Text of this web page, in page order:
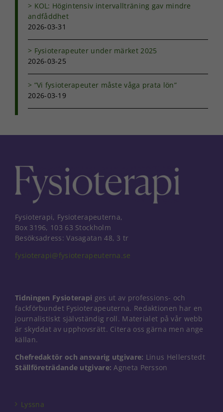
KOL: Högintensiv intervallträning gav mindre
andfåddhet
2026-03-31
Fysioterapeuter under märket 2025
2026-03-25
”Vi fysioterapeuter måste våga prata lön”
2026-03-19
Fysioterapi, Fysioterapeuterna,
Box 3196, 103 63 Stockholm
Besöksadress: Vasagatan 48, 3 tr
fysioterapi@fysioterapeuterna.se
Tidningen Fysioterapi ges ut av professions- och
fackförbundet Fysioterapeuterna. Redaktionen har en
journalistiskt självständig roll. Materialet på vår webb
är skyddat av upphovsrätt. Citera oss gärna men ange
källan.
Chefredaktör och ansvarig utgivare: Linus Hellerstedt
Ställföreträdande utgivare: Agneta Persson
Lyssna